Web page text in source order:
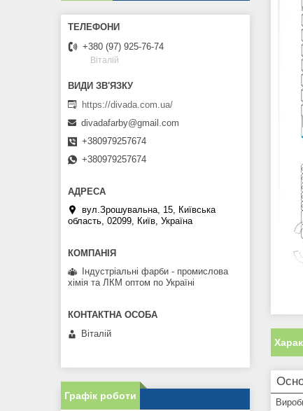
+380 (97) 925-76-74
Віталій
https://divada.com.ua/
divadafarby@gmail.com
+380979257674
+380979257674
вул.Зрошувальна, 15, Київська
область, 02099, Київ, Україна
Індустріальні фарби - промислова
хімія та ЛКМ оптом по Україні
Віталій
Графік роботи